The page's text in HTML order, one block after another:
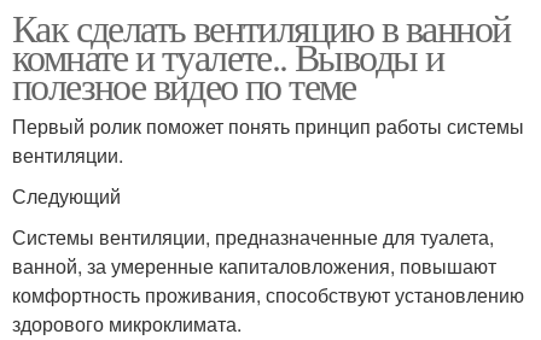
Как сделать вентиляцию в ванной
комнате и туалете.. Выводы и
полезное видео по теме
Первый ролик поможет понять принцип работы системы
вентиляции.
Следующий
Системы вентиляции, предназначенные для туалета,
ванной, за умеренные капиталовложения, повышают
комфортность проживания, способствуют установлению
здорового микроклимата.